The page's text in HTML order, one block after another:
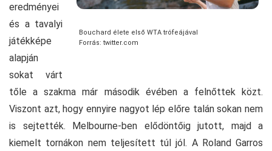
Bouchard élete első WTA trófeájával
Forrás: twitter.com
eredményei
és a tavalyi
játékképe
alapján
sokat várt
tőle a szakma már második évében a felnőttek közt.
Viszont azt, hogy ennyire nagyot lép előre talán sokan nem
is sejtették. Melbourne-ben elődöntőig jutott, majd a
kiemelt tornákon nem teljesített túl jól. A Roland Garros